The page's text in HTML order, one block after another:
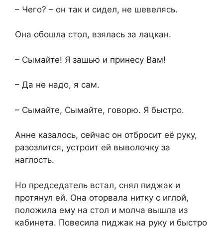
– Чего? – он так и сидел, не шевелясь.
Она обошла стол, взялась за лацкан.
– Сымайте! Я зашью и принесу Вам!
– Да не надо, я сам.
– Сымайте, Сымайте, говорю. Я быстро.
Анне казалось, сейчас он отбросит её руку,
разозлится, устроит ей выволочку за
наглость.
Но председатель встал, снял пиджак и
протянул ей. Она оторвала нитку с иглой,
положила ему на стол и молча вышла из
кабинета. Повесила пиджак на руку и быстро